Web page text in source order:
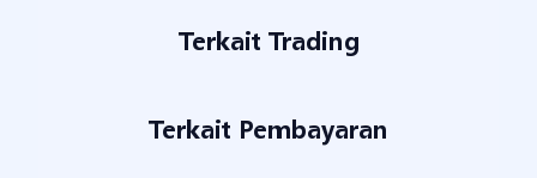
Terkait Trading
Terkait Pembayaran